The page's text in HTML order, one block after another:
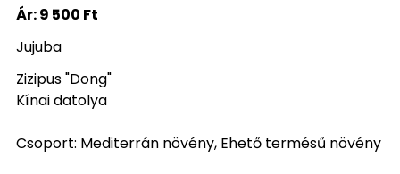
Ár:9 500 Ft
Jujuba
Zizipus "Dong"
Kínai datolya
Csoport: Mediterrán növény, Ehető termésű növény